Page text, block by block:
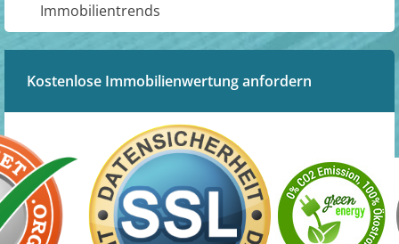
Immobilientrends
Kostenlose Immobilienwertung anfordern